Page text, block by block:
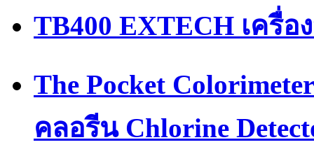
TB400 EXTECH เครื่
The Pocket
คลอรีน Chlorine